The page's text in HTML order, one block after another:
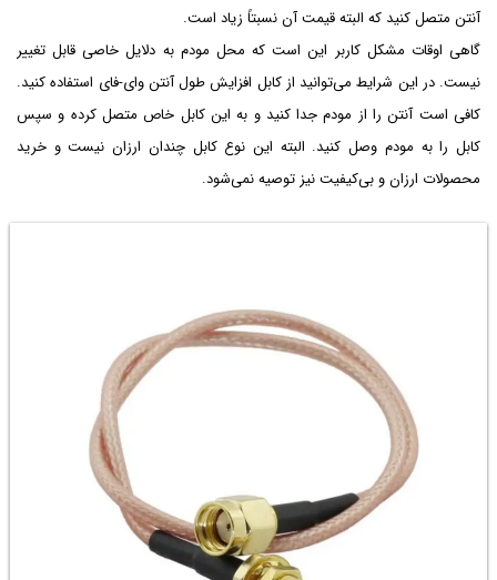
آنتن متصل کنید که البته قیمت آن نسبتاً زیاد است.
گاهی اوقات مشکل کاربر این است که محل مودم به دلایل خاصی قابل تغییر
نیست. در این شرایط می‌توانید از کابل افزایش طول آنتن وای-فای استفاده کنید.
کافی است آنتن را از مودم جدا کنید و به این کابل خاص متصل کرده و سپس
کابل را به مودم وصل کنید. البته این نوع کابل چندان ارزان نیست و خرید
محصولات ارزان و بی‌کیفیت نیز توصیه نمی‌شود.